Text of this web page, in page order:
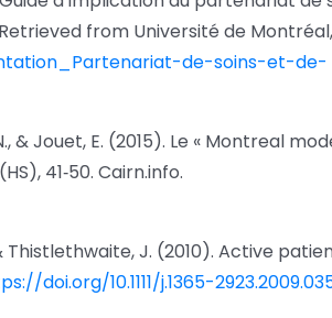
from Université de
de-soins-et-de-
& Jouet, E. (2015). Le « Montreal
(HS), 41‑50. Cairn.info.
& Thistlethwaite, J. (2010). Active
doi.org/10.1111/j.1365-